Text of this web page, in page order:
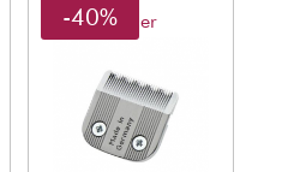
Moser
-40%